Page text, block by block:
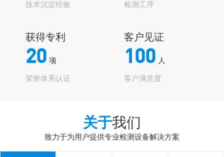
技术沉淀经验 检测工序
获得专利
20 项
荣誉体系认证
客户见证
100 人
客户满意度
关于我们
致力于为用户提供专业检测设备解决方案